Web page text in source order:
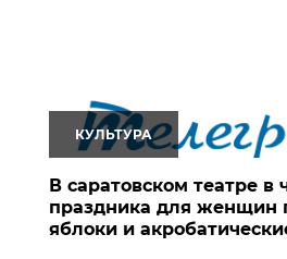
КУЛЬТУРА
В саратовском театре в
праздника для женщин
яблоки и